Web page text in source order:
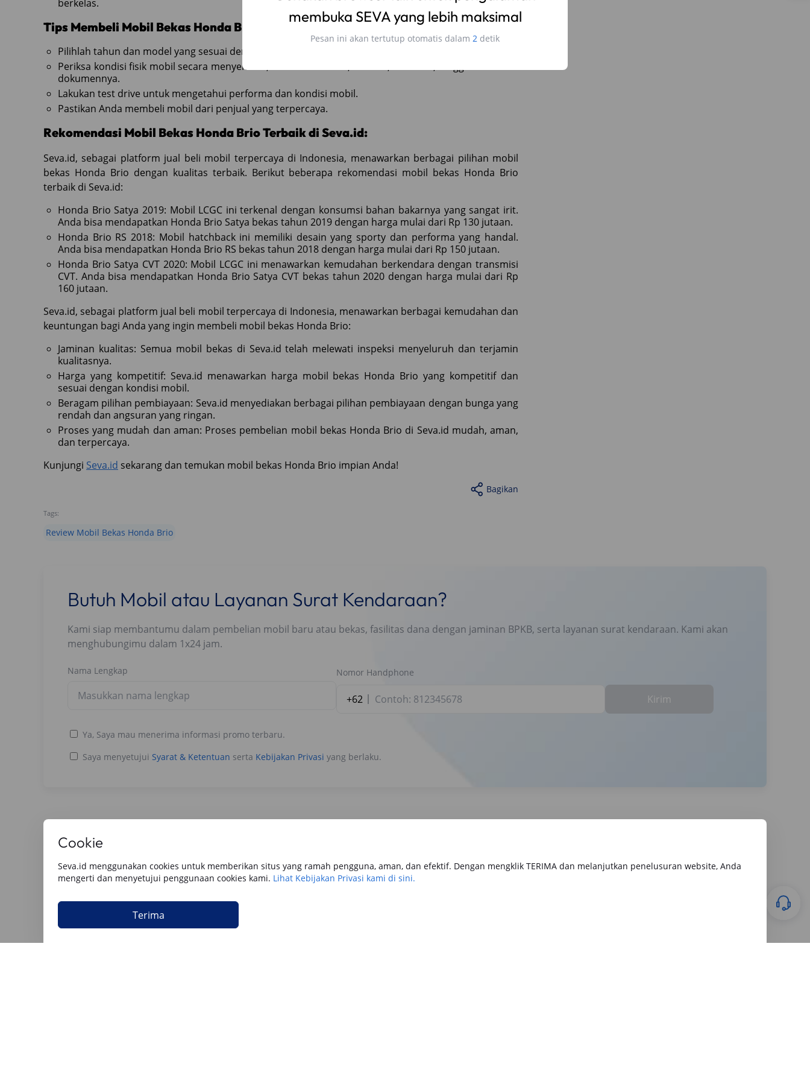
Cookie
Seva.id menggunakan cookies untuk memberikan situs yang ramah pengguna, aman, dan efektif. Dengan mengklik TERIMA dan melanjutkan penelusuran website, Anda
mengerti dan menyetujui penggunaan cookies kami. Lihat Kebijakan Privasi kami di sini.
Terima
membuka SEVA yang lebih maksimal
Pesan ini akan tertutup otomatis dalam 1 detik
berkelas.
Tips Membeli Mobil Bekas Honda Brio:
Pilihlah tahun dan model yang sesuai dengan budget Anda.
Periksa kondisi fisik mobil secara menyeluruh, mulai dari mesin, interior, eksterior, hingga dokumen-
dokumennya.
Lakukan test drive untuk mengetahui performa dan kondisi mobil.
Pastikan Anda membeli mobil dari penjual yang terpercaya.
Rekomendasi Mobil Bekas Honda Brio Terbaik di Seva.id:
Seva.id, sebagai platform jual beli mobil terpercaya di Indonesia, menawarkan berbagai pilihan mobil
bekas Honda Brio dengan kualitas terbaik. Berikut beberapa rekomendasi mobil bekas Honda Brio
terbaik di Seva.id:
Honda Brio Satya 2019: Mobil LCGC ini terkenal dengan konsumsi bahan bakarnya yang sangat irit.
Anda bisa mendapatkan Honda Brio Satya bekas tahun 2019 dengan harga mulai dari Rp 130 jutaan.
Honda Brio RS 2018: Mobil hatchback ini memiliki desain yang sporty dan performa yang handal.
Anda bisa mendapatkan Honda Brio RS bekas tahun 2018 dengan harga mulai dari Rp 150 jutaan.
Honda Brio Satya CVT 2020: Mobil LCGC ini menawarkan kemudahan berkendara dengan transmisi
CVT. Anda bisa mendapatkan Honda Brio Satya CVT bekas tahun 2020 dengan harga mulai dari Rp
160 jutaan.
Seva.id, sebagai platform jual beli mobil terpercaya di Indonesia, menawarkan berbagai kemudahan dan
keuntungan bagi Anda yang ingin membeli mobil bekas Honda Brio:
Jaminan kualitas: Semua mobil bekas di Seva.id telah melewati inspeksi menyeluruh dan terjamin
kualitasnya.
Harga yang kompetitif: Seva.id menawarkan harga mobil bekas Honda Brio yang kompetitif dan
sesuai dengan kondisi mobil.
Beragam pilihan pembiayaan: Seva.id menyediakan berbagai pilihan pembiayaan dengan bunga yang
rendah dan angsuran yang ringan.
Proses yang mudah dan aman: Proses pembelian mobil bekas Honda Brio di Seva.id mudah, aman,
dan terpercaya.
Kunjungi Seva.id sekarang dan temukan mobil bekas Honda Brio impian Anda!
Bagikan
Tags:
Review Mobil Bekas Honda Brio
Butuh Mobil atau Layanan Surat Kendaraan?
Kami siap membantumu dalam pembelian mobil baru atau bekas, fasilitas dana dengan jaminan BPKB, serta layanan surat kendaraan. Kami akan
menghubungimu dalam 1x24 jam.
Nama Lengkap Nomor Handphone
+62 Kirim
Ya, Saya mau menerima informasi promo terbaru.
Saya menyetujui Syarat & Ketentuan serta Kebijakan Privasi yang berlaku.
Baca Artikel Lainnya
SemuaBerita UtamaTips & RekomendasiReview Otomotif